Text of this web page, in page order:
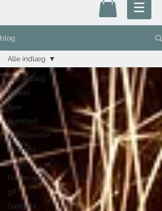
blog
Alle indlæg
Billede
Sjov
Sundhed
Julekalender
Business
Video
Fra læsere
gif
Gadgets
Alle indlæg